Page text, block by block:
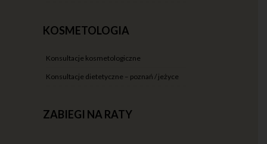
KOSMETOLOGIA
konsultacje kosmetologiczne
konsultacje dietetyczne – poznań / jeżyce
ZABIEGI NA RATY